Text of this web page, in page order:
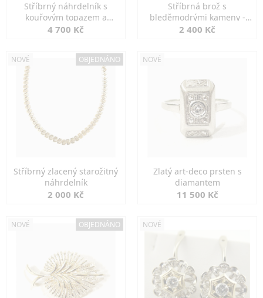
Stříbrný náhrdelník s
kouřovým topazem a
markazity
4 700 Kč
Stříbrná brož s
bleděmodrými kameny -
jemná elegance
2 400 Kč
NOVÉ OBJEDNÁNO
Stříbrný zlacený starožitný
náhrdelník
2 000 Kč
NOVÉ
Zlatý art-deco prsten s
diamantem
11 500 Kč
NOVÉ OBJEDNÁNO NOVÉ